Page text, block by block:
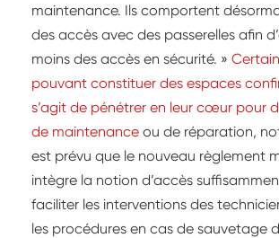
maintenance. Ils comportent
des accès avec des passerelles afin
moins des accès en sécurité. »
pouvant constituer des espaces
s’agit de pénétrer en leur cœur pour
de maintenance ou de réparation,
est prévu que le nouveau règlement
intègre la notion d’accès
faciliter les interventions des
les procédures en cas de sauvetage